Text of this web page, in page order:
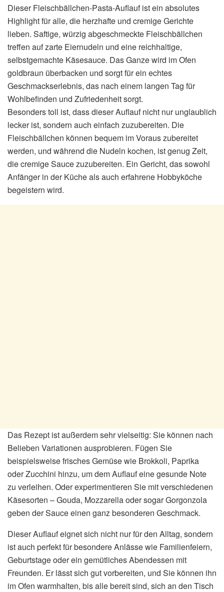
Dieser Fleischbällchen-Pasta-Auflauf ist ein absolutes
Highlight für alle, die herzhafte und cremige Gerichte
lieben. Saftige, würzig abgeschmeckte Fleischbällchen
treffen auf zarte Eiernudeln und eine reichhaltige,
selbstgemachte Käsesauce. Das Ganze wird im Ofen
goldbraun überbacken und sorgt für ein echtes
Geschmackserlebnis, das nach einem langen Tag für
Wohlbefinden und Zufriedenheit sorgt.
Besonders toll ist, dass dieser Auflauf nicht nur unglaublich
lecker ist, sondern auch einfach zuzubereiten. Die
Fleischbällchen können bequem im Voraus zubereitet
werden, und während die Nudeln kochen, ist genug Zeit,
die cremige Sauce zuzubereiten. Ein Gericht, das sowohl
Anfänger in der Küche als auch erfahrene Hobbyköche
begeistern wird.
Das Rezept ist außerdem sehr vielseitig: Sie können nach
Belieben Variationen ausprobieren. Fügen Sie
beispielsweise frisches Gemüse wie Brokkoli, Paprika
oder Zucchini hinzu, um dem Auflauf eine gesunde Note
zu verleihen. Oder experimentieren Sie mit verschiedenen
Käsesorten – Gouda, Mozzarella oder sogar Gorgonzola
geben der Sauce einen ganz besonderen Geschmack.
Dieser Auflauf eignet sich nicht nur für den Alltag, sondern
ist auch perfekt für besondere Anlässe wie Familienfeiern,
Geburtstage oder ein gemütliches Abendessen mit
Freunden. Er lässt sich gut vorbereiten, und Sie können ihn
im Ofen warmhalten, bis alle bereit sind, sich an den Tisch